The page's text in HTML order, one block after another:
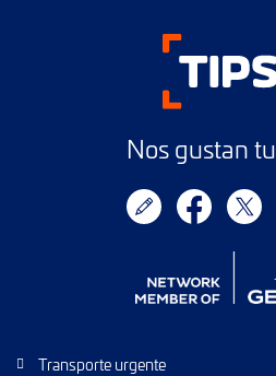
Nos gustan
Transporte urgente